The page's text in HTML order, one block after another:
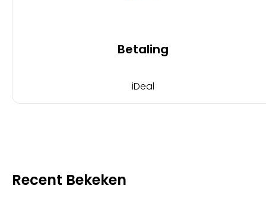
Betaling
iDeal
Recent Bekeken